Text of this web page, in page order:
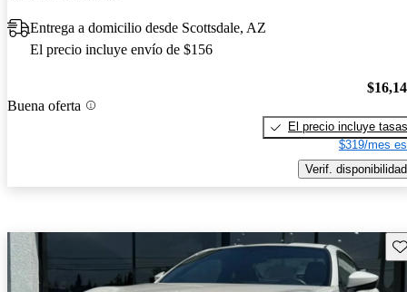
Entrega a domicilio desde Scottsdale, AZ
El precio incluye envío de $156
Buena oferta
El precio incluye tasas
$319/mes
Verif. disponibilidad